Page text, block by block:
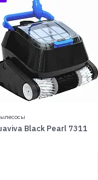
Black Pearl 7311